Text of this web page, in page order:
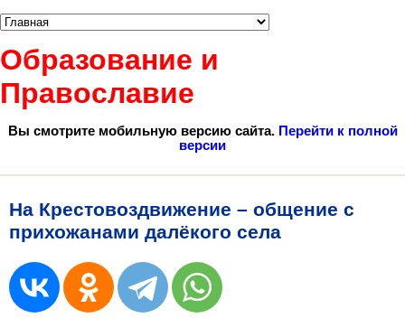
Образование и
Православие
Вы смотрите мобильную версию сайта. Перейти к полной
версии
На Крестовоздвижение – общение с
прихожанами далёкого села